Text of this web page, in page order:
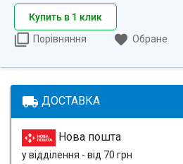
Купить в 1 клик
Порівняння
Обране
local_shipping ДОСТАВКА
Нова пошта
у відділення - від 70 грн